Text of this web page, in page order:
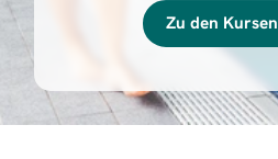
Zu den Kursen